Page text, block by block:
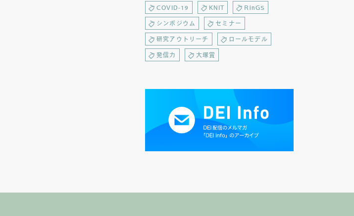
COVID-19 KNIT RinGS
シンポジウム セミナー
研究アウトリーチ ロールモデル
発信力 大塚賞